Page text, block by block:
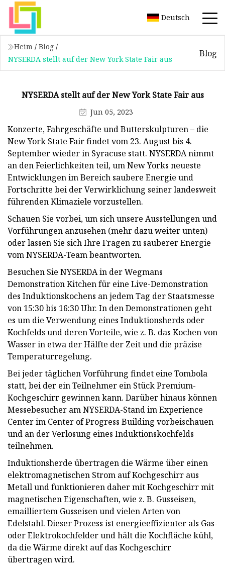
Deutsch
Heim / Blog /
NYSERDA stellt auf der New York State Fair aus
Blog
NYSERDA stellt auf der New York State Fair aus
Jun 05, 2023
Konzerte, Fahrgeschäfte und Butterskulpturen – die
New York State Fair findet vom 23. August bis 4.
September wieder in Syracuse statt. NYSERDA nimmt
an den Feierlichkeiten teil, um New Yorks neueste
Entwicklungen im Bereich saubere Energie und
Fortschritte bei der Verwirklichung seiner landesweit
führenden Klimaziele vorzustellen.
Schauen Sie vorbei, um sich unsere Ausstellungen und
Vorführungen anzusehen (mehr dazu weiter unten)
oder lassen Sie sich Ihre Fragen zu sauberer Energie
vom NYSERDA-Team beantworten.
Besuchen Sie NYSERDA in der Wegmans
Demonstration Kitchen für eine Live-Demonstration
des Induktionskochens an jedem Tag der Staatsmesse
von 15:30 bis 16:30 Uhr. In den Demonstrationen geht
es um die Verwendung eines Induktionsherds oder
Kochfelds und deren Vorteile, wie z. B. das Kochen von
Wasser in etwa der Hälfte der Zeit und die präzise
Temperaturregelung.
Bei jeder täglichen Vorführung findet eine Tombola
statt, bei der ein Teilnehmer ein Stück Premium-
Kochgeschirr gewinnen kann. Darüber hinaus können
Messebesucher am NYSERDA-Stand im Experience
Center im Center of Progress Building vorbeischauen
und an der Verlosung eines Induktionskochfelds
teilnehmen.
Induktionsherde übertragen die Wärme über einen
elektromagnetischen Strom auf Kochgeschirr aus
Metall und funktionieren daher mit Kochgeschirr mit
magnetischen Eigenschaften, wie z. B. Gusseisen,
emailliertem Gusseisen und vielen Arten von
Edelstahl. Dieser Prozess ist energieeffizienter als Gas-
oder Elektrokochfelder und hält die Kochfläche kühl,
da die Wärme direkt auf das Kochgeschirr
übertragen wird.